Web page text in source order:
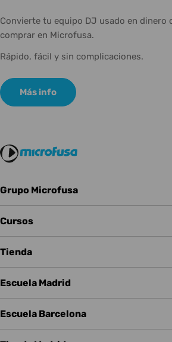
Convierte tu equipo DJ usado en dinero
comprar en Microfusa.
Rápido, fácil y sin complicaciones.
Más info
Grupo Microfusa
Cursos
Tienda
Escuela Madrid
Escuela Barcelona